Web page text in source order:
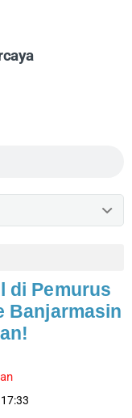
di Pemurus
Banjarmasin
17:33